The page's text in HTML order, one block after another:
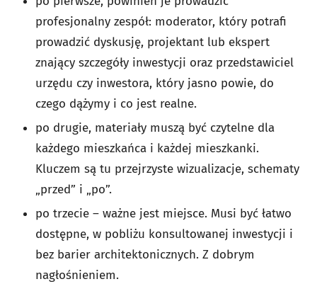
profesjonalny zespół: moderator, który potrafi
prowadzić dyskusję, projektant lub ekspert
znający szczegóły inwestycji oraz przedstawiciel
urzędu czy inwestora, który jasno powie, do
czego dążymy i co jest realne.
po drugie, materiały muszą być czytelne dla
każdego mieszkańca i każdej mieszkanki.
Kluczem są tu przejrzyste wizualizacje, schematy
„przed” i „po”.
po trzecie – ważne jest miejsce. Musi być łatwo
dostępne, w pobliżu konsultowanej inwestycji i
bez barier architektonicznych. Z dobrym
nagłośnieniem.